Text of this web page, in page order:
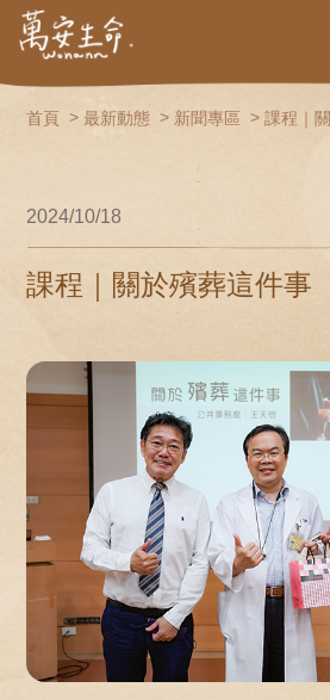
首頁 最新動態 新聞專區 課程｜
2024/10/18
課程｜關於殯葬這件事